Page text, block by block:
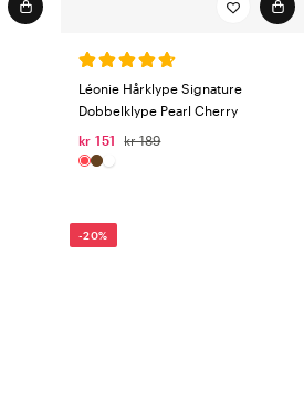
Léonie Hårklype Signature
Dobbelklype Pearl Cherry
kr 151
kr 189
-20%